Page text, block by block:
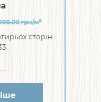
грн/м2
сторін